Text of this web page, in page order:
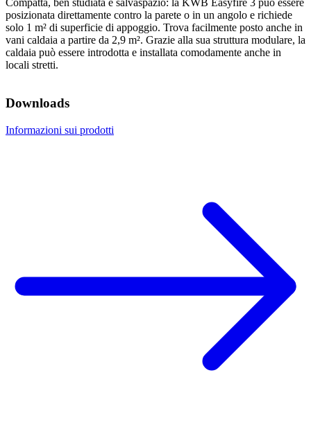
Compatta, ben studiata e salvaspazio: la KWB Easyfire 3 può essere
posizionata direttamente contro la parete o in un angolo e richiede
solo 1 m² di superficie di appoggio. Trova facilmente posto anche in
vani caldaia a partire da 2,9 m². Grazie alla sua struttura modulare, la
caldaia può essere introdotta e installata comodamente anche in
locali stretti.
Downloads
Informazioni sui prodotti